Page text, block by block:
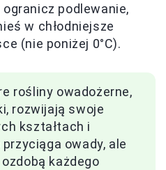
ogranicz podlewanie,
w chłodniejsze
(nie poniżej 0°C).
rośliny owadożerne,
rozwijają swoje
kształtach i
owady, ale
każdego